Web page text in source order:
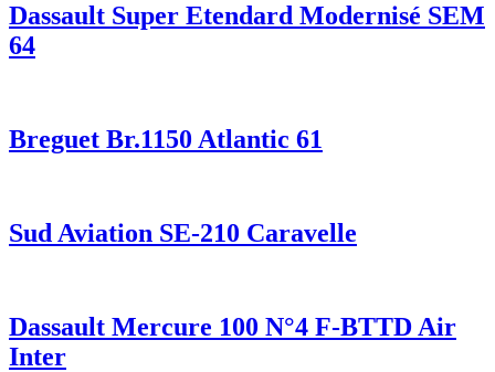
Dassault Super Etendard Modernisé SEM
64
Breguet Br.1150 Atlantic 61
Sud Aviation SE-210 Caravelle
Dassault Mercure 100 N°4 F-BTTD Air
Inter